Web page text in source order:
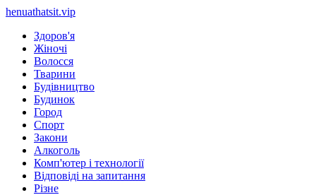
henuathatsit.vip
Здоров'я
Жіночі
Волосся
Тварини
Будівництво
Будинок
Город
Спорт
Закони
Алкоголь
Комп'ютер і технології
Відповіді на запитання
Різне